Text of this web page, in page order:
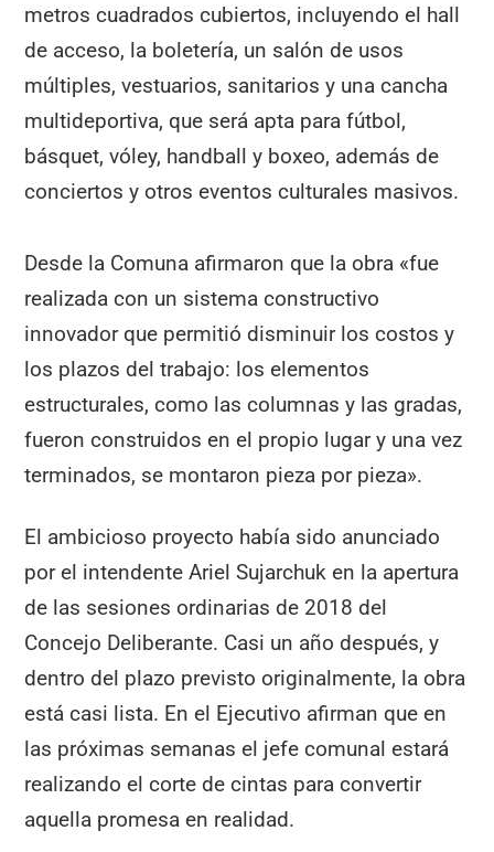
metros cuadrados cubiertos, incluyendo el hall
de acceso, la boletería, un salón de usos
múltiples, vestuarios, sanitarios y una cancha
multideportiva, que será apta para fútbol,
básquet, vóley, handball y boxeo, además de
conciertos y otros eventos culturales masivos.
Desde la Comuna afirmaron que la obra «fue
realizada con un sistema constructivo
innovador que permitió disminuir los costos y
los plazos del trabajo: los elementos
estructurales, como las columnas y las gradas,
fueron construidos en el propio lugar y una vez
terminados, se montaron pieza por pieza».
El ambicioso proyecto había sido anunciado
por el intendente Ariel Sujarchuk en la apertura
de las sesiones ordinarias de 2018 del
Concejo Deliberante. Casi un año después, y
dentro del plazo previsto originalmente, la obra
está casi lista. En el Ejecutivo afirman que en
las próximas semanas el jefe comunal estará
realizando el corte de cintas para convertir
aquella promesa en realidad.